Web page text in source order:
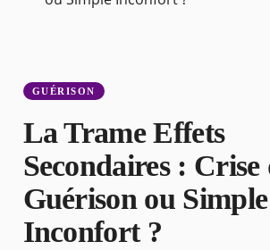
GUÉRISON
La Trame Effets
Secondaires : Crise
Guérison ou Simple
Inconfort ?